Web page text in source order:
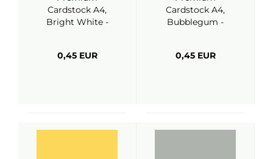
Cardstock A4,
Bright White -
0,45 EUR
Cardstock A4,
Bubblegum -
0,45 EUR